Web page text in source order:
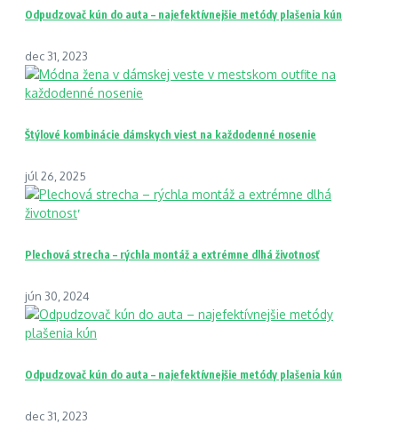
Odpudzovač kún do auta – najefektívnejšie metódy plašenia kún
dec 31, 2023
Štýlové kombinácie dámskych viest na každodenné nosenie
júl 26, 2025
Plechová strecha – rýchla montáž a extrémne dlhá životnosť
jún 30, 2024
Odpudzovač kún do auta – najefektívnejšie metódy plašenia kún
dec 31, 2023